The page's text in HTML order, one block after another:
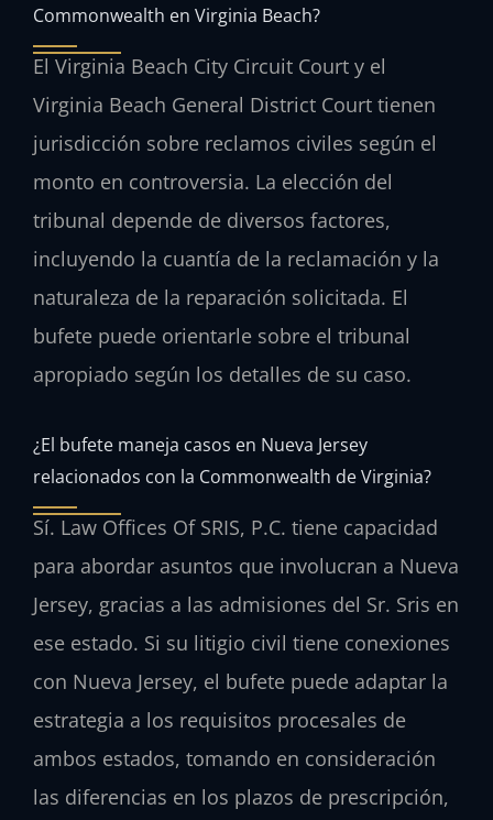
Commonwealth en Virginia Beach?
El Virginia Beach City Circuit Court y el
Virginia Beach General District Court tienen
jurisdicción sobre reclamos civiles según el
monto en controversia. La elección del
tribunal depende de diversos factores,
incluyendo la cuantía de la reclamación y la
naturaleza de la reparación solicitada. El
bufete puede orientarle sobre el tribunal
apropiado según los detalles de su caso.
¿El bufete maneja casos en Nueva Jersey
relacionados con la Commonwealth de Virginia?
Sí. Law Offices Of SRIS, P.C. tiene capacidad
para abordar asuntos que involucran a Nueva
Jersey, gracias a las admisiones del Sr. Sris en
ese estado. Si su litigio civil tiene conexiones
con Nueva Jersey, el bufete puede adaptar la
estrategia a los requisitos procesales de
ambos estados, tomando en consideración
las diferencias en los plazos de prescripción,